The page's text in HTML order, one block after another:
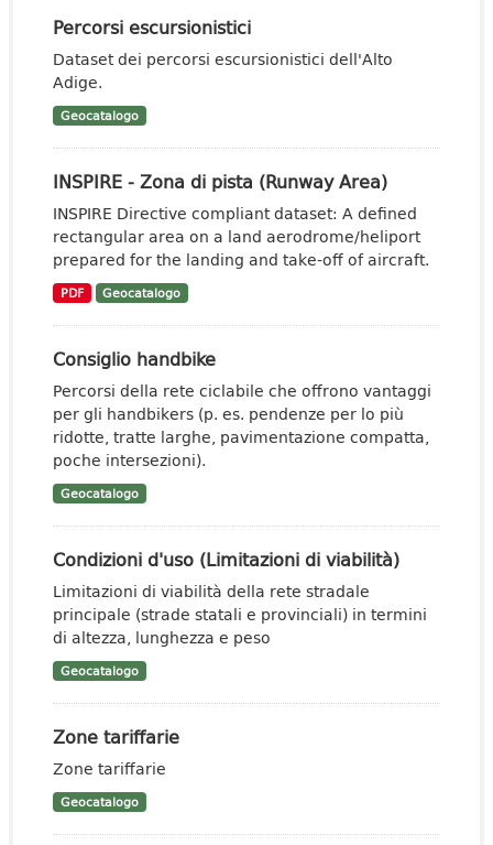
Percorsi escursionistici
Dataset dei percorsi escursionistici dell'Alto
Adige.
Geocatalogo
INSPIRE - Zona di pista (Runway Area)
INSPIRE Directive compliant dataset: A defined
rectangular area on a land aerodrome/heliport
prepared for the landing and take-off of aircraft.
PDF Geocatalogo
Consiglio handbike
Percorsi della rete ciclabile che offrono vantaggi
per gli handbikers (p. es. pendenze per lo più
ridotte, tratte larghe, pavimentazione compatta,
poche intersezioni).
Geocatalogo
Condizioni d'uso (Limitazioni di viabilità)
Limitazioni di viabilità della rete stradale
principale (strade statali e provinciali) in termini
di altezza, lunghezza e peso
Geocatalogo
Zone tariffarie
Zone tariffarie
Geocatalogo